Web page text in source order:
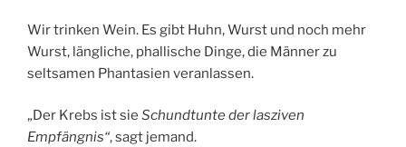
Wir trinken Wein. Es gibt Huhn, Wurst und noch mehr
Wurst, längliche, phallische Dinge, die Männer zu
seltsamen Phantasien veranlassen.
„Der Krebs ist sie Schundtunte der lasziven
Empfängnis“, sagt jemand.